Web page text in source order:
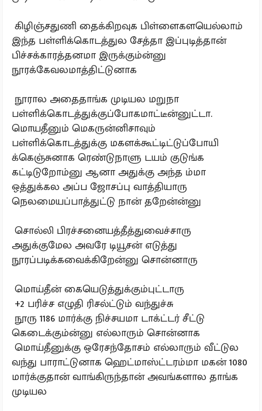
கிழிஞ்சதுணி தைக்கிறவுக பிள்ளைகளயெல்லாம்
இந்த பள்ளிக்கொடத்துல சேத்தா இப்புடித்தான்
பிச்சக்காரத்தனமா இருக்கும்ன்னு
நூரக்கேவலமாத்திட்டுனாக
நூரால அதைதாங்க முடியல மறுநா
பள்ளிக்கொடத்துக்குப்போகமாட்டீன்னுட்டா.
மொயதீனும் மெகருன்னிசாவும்
பள்ளிக்கொடத்துக்கு மகளக்கூட்டிட்டுப்போயி
க்கெஞ்சுனாக ரெண்டுநாளு டயம் குடுங்க
கட்டிடுறோம்னு ஆனா அதுக்கு அந்த ம்மா
ஒத்துக்கல அப்ப ஜோசப்பு வாத்தியாரு
நெலமையப்பாத்துட்டு நான் தறேன்ன்னு
சொல்லி பிரச்சனையத்தீத்துவைச்சாரு
அதுக்குமேல அவரே டியூசன் எடுத்து
நூரப்படிக்கவைக்கிறேன்னு சொன்னாரு
மொய்தீன் கையெடுத்துக்கும்புட்டாரு
+2 பரிச்ச எழுதி ரிசல்ட்டும் வந்துச்சு
நூரு 1186 மார்க்கு நிச்சயமா டாக்ட்டர் சீட்டு
கெடைக்கும்ன்னு எல்லாரும் சொன்னாக
மொய்தீனுக்கு ஒரேசந்தோசம் எல்லாரும் வீட்டுல
வந்து பாராட்டுனாக ஹெட்மாஸ்ட்டரம்மா மகன் 1080
மார்க்குதான் வாங்கிருந்தான் அவங்களால தாங்க
முடியல